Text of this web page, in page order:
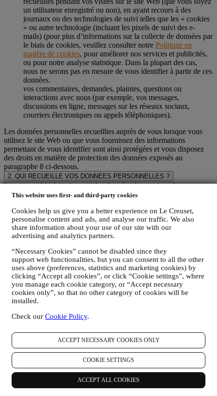
This website uses first- and third-party cookies
Cookies help us give you a better experience on Le Creuset,
personalise content and ads, and analyse our traffic. We also
share information about your use of our site with our
advertising and analytics partners.
“Necessary Cookies” cannot be disabled since they
support web functionalities, but you can consent to all the other
uses above (preferences, statistics and marketing cookies) by
clicking “Accept all cookies”, or click “Cookie settings”, where
you manage each cookie category, or “Accept necessary
cookies only”, so that no other category of cookies will be
installed.
Check our Cookie Policy.
ACCEPT NECESSARY COOKIES ONLY
COOKIE SETTINGS
ACCEPT ALL COOKIES
un utilisateur enregistré ou non), en ayant recours à des
journaux ou des technologies de suivi telles que les « cookies
» ou autre technologie (incluant les pixels de suivi des e-
mails) (pour plus d’informations sur la collecte de données par
le biais de cookies, veuillez consulter notre Politique en
matière de cookies, pour améliorer nos services et publicités,
ou pour notre analyse statistique. Dans la plupart des cas,
nous ne serons pas en mesure de vous identifier à partir de ces
données.
vos commentaires, demandes, plaintes, questions ou
interactions avec nous (par exemple, vos messages,
discussions en ligne, messages sur les réseaux sociaux,
courriers électroniques ou appels téléphoniques).
Les données personnelles recueillies auprès de vous lorsque vous
utilisez le site Web ou que vous fournissez des informations
permettant de vous identifier sont ainsi protégées et vous disposez
des droits en matière de protection des données exposés au
paragraphe 8 ci-dessous.
2. QUI RECUEILLE VOS DONNEES PERSONNELLES ?
Le responsable du traitement des données des services de commerce
électronique offerts par l'intermédiaire du site Web est Le Creuset
Fresnoy-Le-Grand, France. Si vous acceptez de recevoir des
communications commerciales de notre part, vous ferez partie de la
base de données des consommateurs du groupe Le Creuset. Celle-ci
est gérée, conjointement par Le Creuset France et Le Creuset Group
Suisse. Son représentant désigné dans l'UE est Le Creuset SL,
numéro de TVA B62153630, dont les bureaux sont situés Paseo de
Gracia 9, 2º - 08007 Barcelone, Espagne. L’accord de responsabilité
conjointe pourvoit (a) à Le Creuset Group AG la responsabilité de la
stratégie marketing globale et de l’expérience client personnalisée ;
(b) aux filiales locales Le Creuset le bénéfice et l’implantation de
marketing et communication de manière indépendante ; (c) à toutes
sur vos données.
3. POURQUOI RECUEILLONS-NOUS CES DONNEES ?
Nous pouvons traiter vos données aux fins suivantes :
POUR NOUS ACQUITTER DE NOS OBLIGATIONS
LEGALES : Nous pouvons être amenés à traiter certaines
données vous concernant afin de nous acquitter de nos